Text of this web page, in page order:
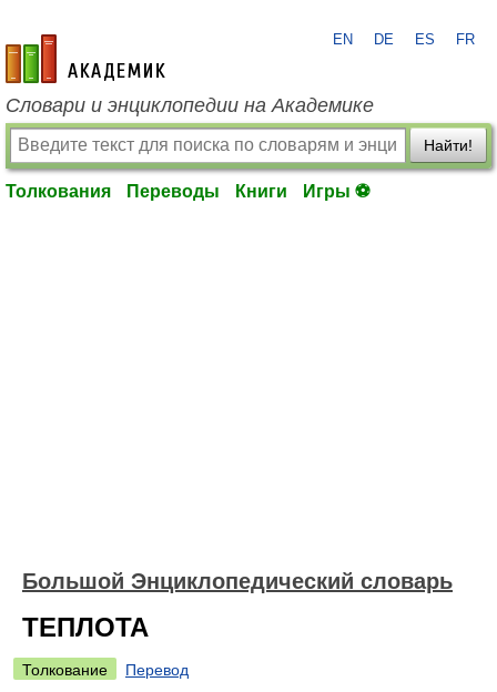
academic.ru
EN DE ES FR
Словари и энциклопедии на Академике
Найти!
Толкования Переводы Книги Игры ⚽
Большой Энциклопедический словарь
ТЕПЛОТА
Толкование
Перевод